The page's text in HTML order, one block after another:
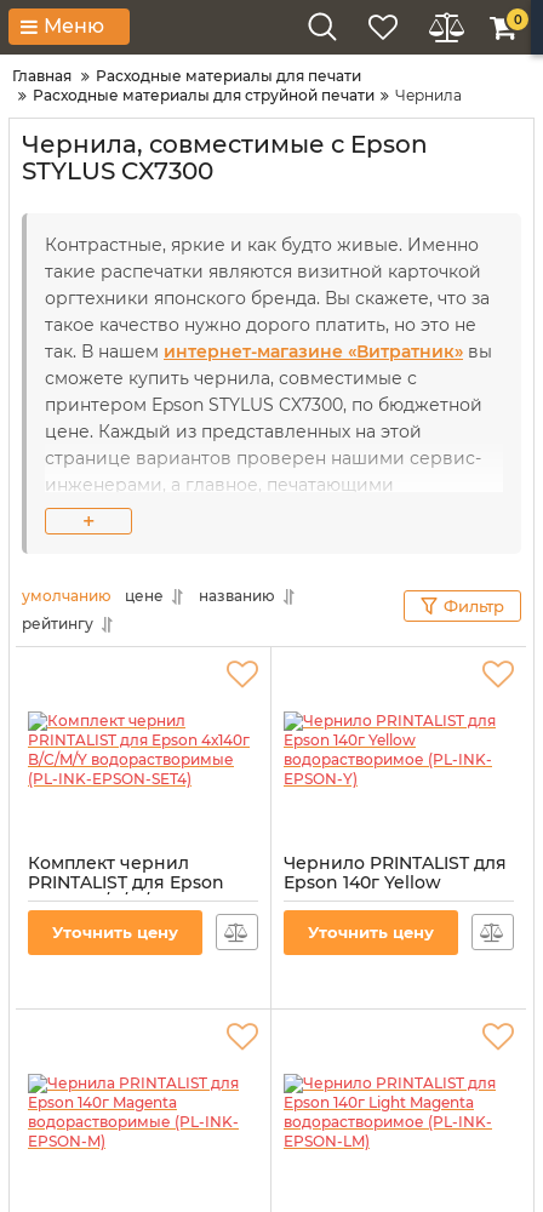
Меню 0
Главная
Расходные материалы для печати
Расходные материалы для струйной печати
Чернила
Чернила, совместимые с Epson
STYLUS CX7300
Контрастные, яркие и как будто живые. Именно
такие распечатки являются визитной карточкой
оргтехники японского бренда. Вы скажете, что за
такое качество нужно дорого платить, но это не
так. В нашем интернет-магазине «Витратник» вы
сможете купить чернила, совместимые с
принтером Epson STYLUS CX7300, по бюджетной
цене. Каждый из представленных на этой
странице вариантов проверен нашими сервис-
инженерами, а главное, печатающими
устройствами. Так что совместимость нашей
продукции гарантирована не на словах, а на деле.
альтернативных расходных материалов
оргтехника все равно будет работать без
перебоев и с максимальной отдачей. Для наших
клиентов мы выбираем только проверенное
+
умолчанию цене
названию
рейтингу
Фильтр
Комплект чернил
PRINTALIST для Epson
4х140г B/C/M/Y
водорастворимые (PL-
INK-EPSON-SET4)
Уточнить цену
Чернило PRINTALIST для
Epson 140г Yellow
водорастворимое (PL-
PL-INK-EPSON-Y
Уточнить цену